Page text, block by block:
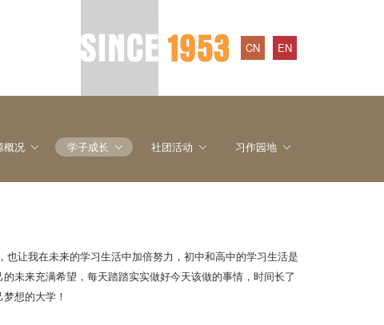
CN EN
概况 学子成长 社团活动 习作园地
让我在未来的学习生活中加倍努力，初中和高中的学习生活是
未来充满希望，每天踏踏实实做好今天该做的事情，时间长了
想的大学！